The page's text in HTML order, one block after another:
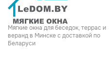
Мягкие окна для беседок, террас и
веранд в Минске с доставкой по
Беларуси